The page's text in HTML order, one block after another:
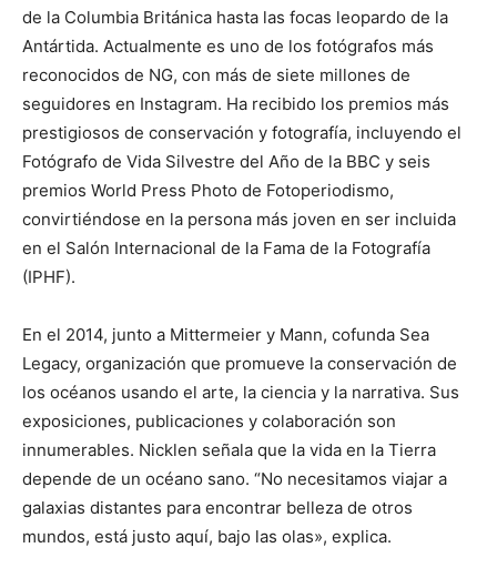
de la Columbia Británica hasta las focas leopardo de la
Antártida. Actualmente es uno de los fotógrafos más
reconocidos de NG, con más de siete millones de
seguidores en Instagram. Ha recibido los premios más
prestigiosos de conservación y fotografía, incluyendo el
Fotógrafo de Vida Silvestre del Año de la BBC y seis
premios World Press Photo de Fotoperiodismo,
convirtiéndose en la persona más joven en ser incluida
en el Salón Internacional de la Fama de la Fotografía
(IPHF).
En el 2014, junto a Mittermeier y Mann, cofunda Sea
Legacy, organización que promueve la conservación de
los océanos usando el arte, la ciencia y la narrativa. Sus
exposiciones, publicaciones y colaboración son
innumerables. Nicklen señala que la vida en la Tierra
depende de un océano sano. “No necesitamos viajar a
galaxias distantes para encontrar belleza de otros
mundos, está justo aquí, bajo las olas», explica.